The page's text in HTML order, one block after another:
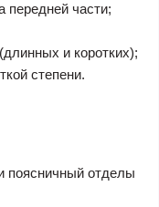
передней части;
и коротких);
степени.
поясничный отделы